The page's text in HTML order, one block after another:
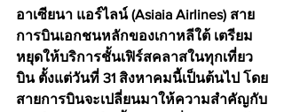
อาเซียนา แอร์ไลน์ (Asiaia Airlines) สาย
การบินเอกชนหลักของเกาหลีใต้ เตรียม
หยุดให้บริการชั้นเฟิร์สคลาสในทุกเที่ยว
บิน ตั้งแต่วันที่ 31 สิงหาคมนี้เป็นต้นไป โดย
สายการบินจะเปลี่ยนมาให้ความสำคัญกับ